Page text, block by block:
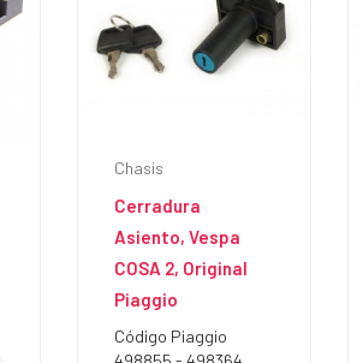
Chasis
Cerradura
Asiento, Vespa
COSA 2, Original
Piaggio
Código Piaggio